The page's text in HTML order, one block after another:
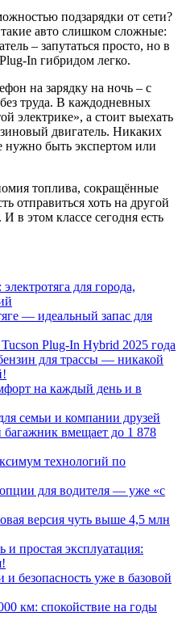
подзарядки от сети?
авто слишком сложные:
– запутаться просто, но в
In гибридом легко.
на зарядку на ночь – с
труда. В каждодневных
электрике», а стоит выехать
двигатель. Никаких
нужно быть экспертом или
топлива, сокращённые
отправиться хоть на другой
в этом классе сегодня есть
для города,
— идеальный запас для
Plug-In Hybrid 2025 года
для трассы — никакой
на каждый день и в
семьи и компании друзей
вмещает до 1 878
технологий по
для водителя — уже «с
версия чуть выше 4,5 млн
и простая эксплуатация:
безопасность уже в базовой
км: спокойствие на годы